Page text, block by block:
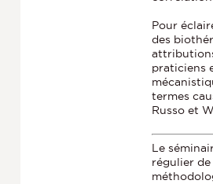
Pour
des
praticiens
termes
Russo et
Le
régulier